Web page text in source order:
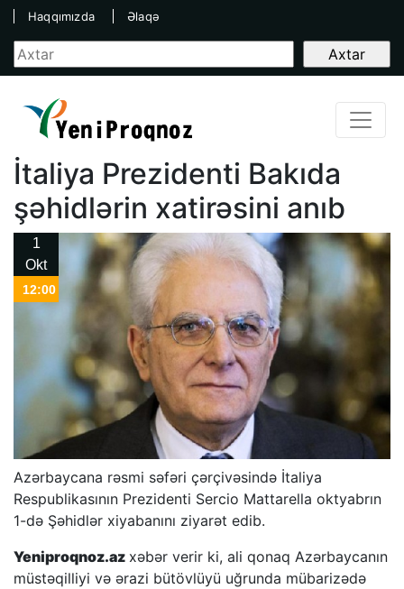
Haqqımızda Əlaqə
İtaliya Prezidenti Bakıda
şəhidlərin xatirəsini anıb
1
Okt
12:00
Azərbaycana rəsmi səfəri çərçivəsində İtaliya
Respublikasının Prezidenti Sercio Mattarella oktyabrın
1-də Şəhidlər xiyabanını ziyarət edib.
Yeniproqnoz.az xəbər verir ki, ali qonaq Azərbaycanın
müstəqilliyi və ərazi bütövlüyü uğrunda mübarizədə